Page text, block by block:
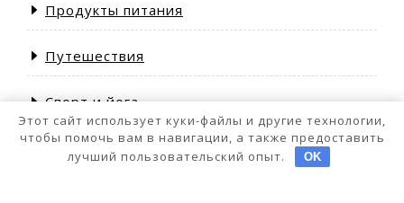
Продукты питания
Путешествия
Спорт и йога
Этот сайт использует куки-файлы и другие технологии,
чтобы помочь вам в навигации, а также предоставить
лучший пользовательский опыт.
OK